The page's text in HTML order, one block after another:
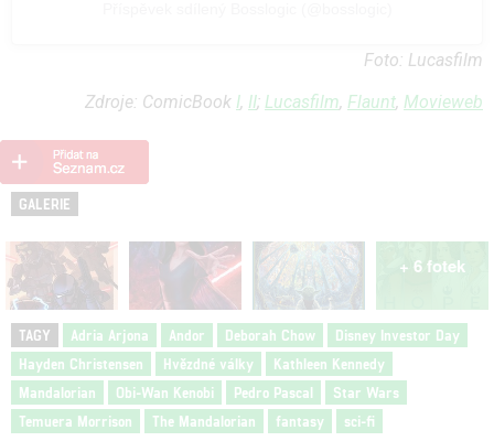
Foto: Lucasfilm
Zdroje: ComicBook I, II; Lucasfilm, Flaunt, Movieweb
GALERIE
+ 6 fotek
TAGY Adria Arjona Andor Deborah Chow
Disney Investor Day
Hayden Christensen
Hvězdné války
Kathleen Kennedy
Mandalorian
Obi-Wan Kenobi Pedro Pascal
Star Wars
Temuera Morrison
The Mandalorian fantasy sci-fi